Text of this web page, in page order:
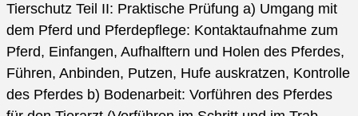
Tierschutz Teil II: Praktische Prüfung a) Umgang mit
dem Pferd und Pferdepflege: Kontaktaufnahme zum
Pferd, Einfangen, Aufhalftern und Holen des Pferdes,
Führen, Anbinden, Putzen, Hufe auskratzen, Kontrolle
des Pferdes b) Bodenarbeit: Vorführen des Pferdes